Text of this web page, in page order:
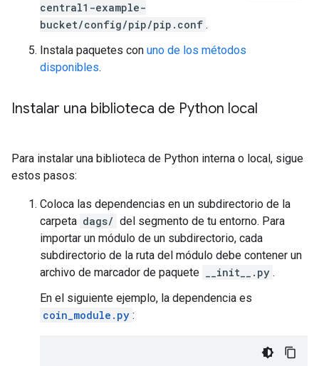
central1-example-
bucket/config/pip/pip.conf .
Instala paquetes con uno de los métodos
disponibles.
Instalar una biblioteca de Python local
Para instalar una biblioteca de Python interna o local, sigue
estos pasos:
Coloca las dependencias en un subdirectorio de la
carpeta dags/ del segmento de tu entorno. Para
importar un módulo de un subdirectorio, cada
subdirectorio de la ruta del módulo debe contener un
archivo de marcador de paquete
__init__.py .
En el siguiente ejemplo, la dependencia es
coin_module.py :